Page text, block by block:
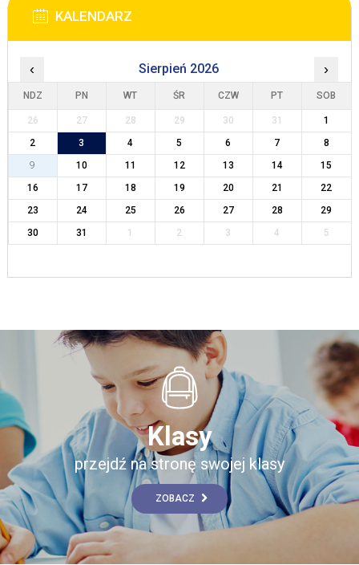
KALENDARZ
‹ Sierpień 2026 ›
NDZ PN WT ŚR CZW PT SOB
26 27 28 29 30 31
1
2
3 4 5 6 7
8
9
10 11 12 13 14
15
16
17 18 19 20 21
22
23
24 25 26 27 28
29
30
31 1 2 3 4 5
Klasy
przejdź na stronę swojej klasy
ZOBACZ